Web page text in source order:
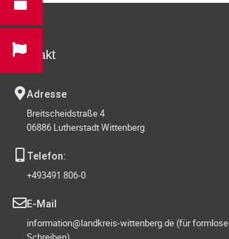
Kontakt
Adresse
Breitscheidstraße 4
06886 Lutherstadt Wittenberg
Telefon:
+493491 806-0
E-Mail
information@landkreis-wittenberg.de (für formlose